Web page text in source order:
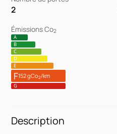
2
Émissions Co2
A
B
C
D
E
F152 gCo2/km
G
Description